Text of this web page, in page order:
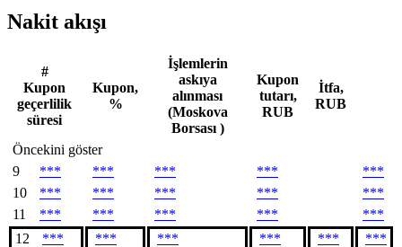
Nakit akışı
#
Kupon
geçerlilik
süresi
Kupon,
%
İşlemlerin
askıya
alınması
(Moskova
Borsası )
Kupon
tutarı,
RUB
İtfa,
RUB
Öncekini göster
9
*** *** *** ***
***
10
*** *** *** ***
***
11
*** *** *** ***
***
12
*** *** *** *** ***
***